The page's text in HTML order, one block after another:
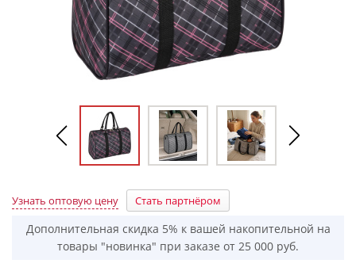
Узнать оптовую цену Стать партнёром
Дополнительная скидка 5% к вашей накопительной на
товары "новинка" при заказе от 25 000 руб.